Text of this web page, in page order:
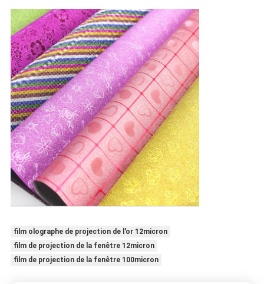
film olographe de projection de l'or 12micron
film de projection de la fenêtre 12micron
film de projection de la fenêtre 100micron